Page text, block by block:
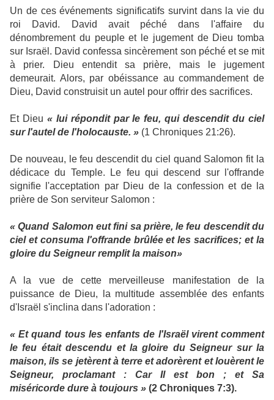
Un de ces événements significatifs survint dans la vie du
roi David. David avait péché dans l'affaire du
dénombrement du peuple et le jugement de Dieu tomba
sur Israël. David confessa sincèrement son péché et se mit
à prier. Dieu entendit sa prière, mais le jugement
demeurait. Alors, par obéissance au commandement de
Dieu, David construisit un autel pour offrir des sacrifices.
Et Dieu « lui répondit par le feu, qui descendit du ciel
sur l'autel de l'holocauste. » (1 Chroniques 21:26).
De nouveau, le feu descendit du ciel quand Salomon fit la
dédicace du Temple. Le feu qui descend sur l'offrande
signifie l'acceptation par Dieu de la confession et de la
prière de Son serviteur Salomon :
« Quand Salomon eut fini sa prière, le feu descendit du
ciel et consuma l'offrande brûlée et les sacrifices; et la
gloire du Seigneur remplit la maison»
A la vue de cette merveilleuse manifestation de la
puissance de Dieu, la multitude assemblée des enfants
d'Israël s'inclina dans l'adoration :
« Et quand tous les enfants de l'Israël virent comment
le feu était descendu et la gloire du Seigneur sur la
maison, ils se jetèrent à terre et adorèrent et louèrent le
Seigneur, proclamant : Car Il est bon ; et Sa
miséricorde dure à toujours » (2 Chroniques 7:3).